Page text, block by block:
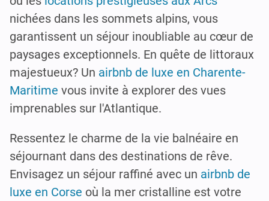
nichées dans les sommets alpins, vous
garantissent un séjour inoubliable au cœur de
paysages exceptionnels. En quête de littoraux
majestueux? Un airbnb de luxe en Charente-
Maritime vous invite à explorer des vues
imprenables sur l'Atlantique.
Ressentez le charme de la vie balnéaire en
séjournant dans des destinations de rêve.
Envisagez un séjour raffiné avec un airbnb de
luxe en Corse où la mer cristalline est votre